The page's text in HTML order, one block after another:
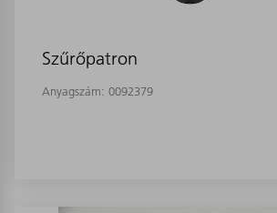
Szűrőpatron
Anyagszám: 0092379